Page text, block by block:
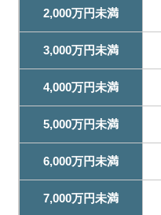
2,000万円未満
3,000万円未満
4,000万円未満
5,000万円未満
6,000万円未満
7,000万円未満